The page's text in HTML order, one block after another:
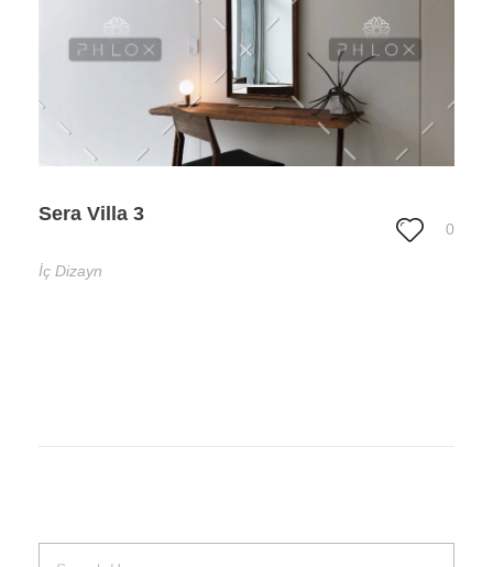
Sera Villa 3
0
İç Dizayn